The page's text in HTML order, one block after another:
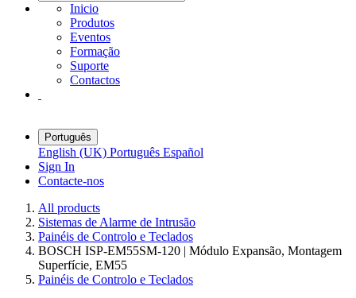
Inicio
Produtos
Eventos
Formação
Suporte
Contactos
Português
English (UK) Português Español
Sign In
Contacte-nos
All products
Sistemas de Alarme de Intrusão
Painéis de Controlo e Teclados
BOSCH ISP-EM55SM-120 | Módulo Expansão, Montagem
Superfície, EM55
Painéis de Controlo e Teclados